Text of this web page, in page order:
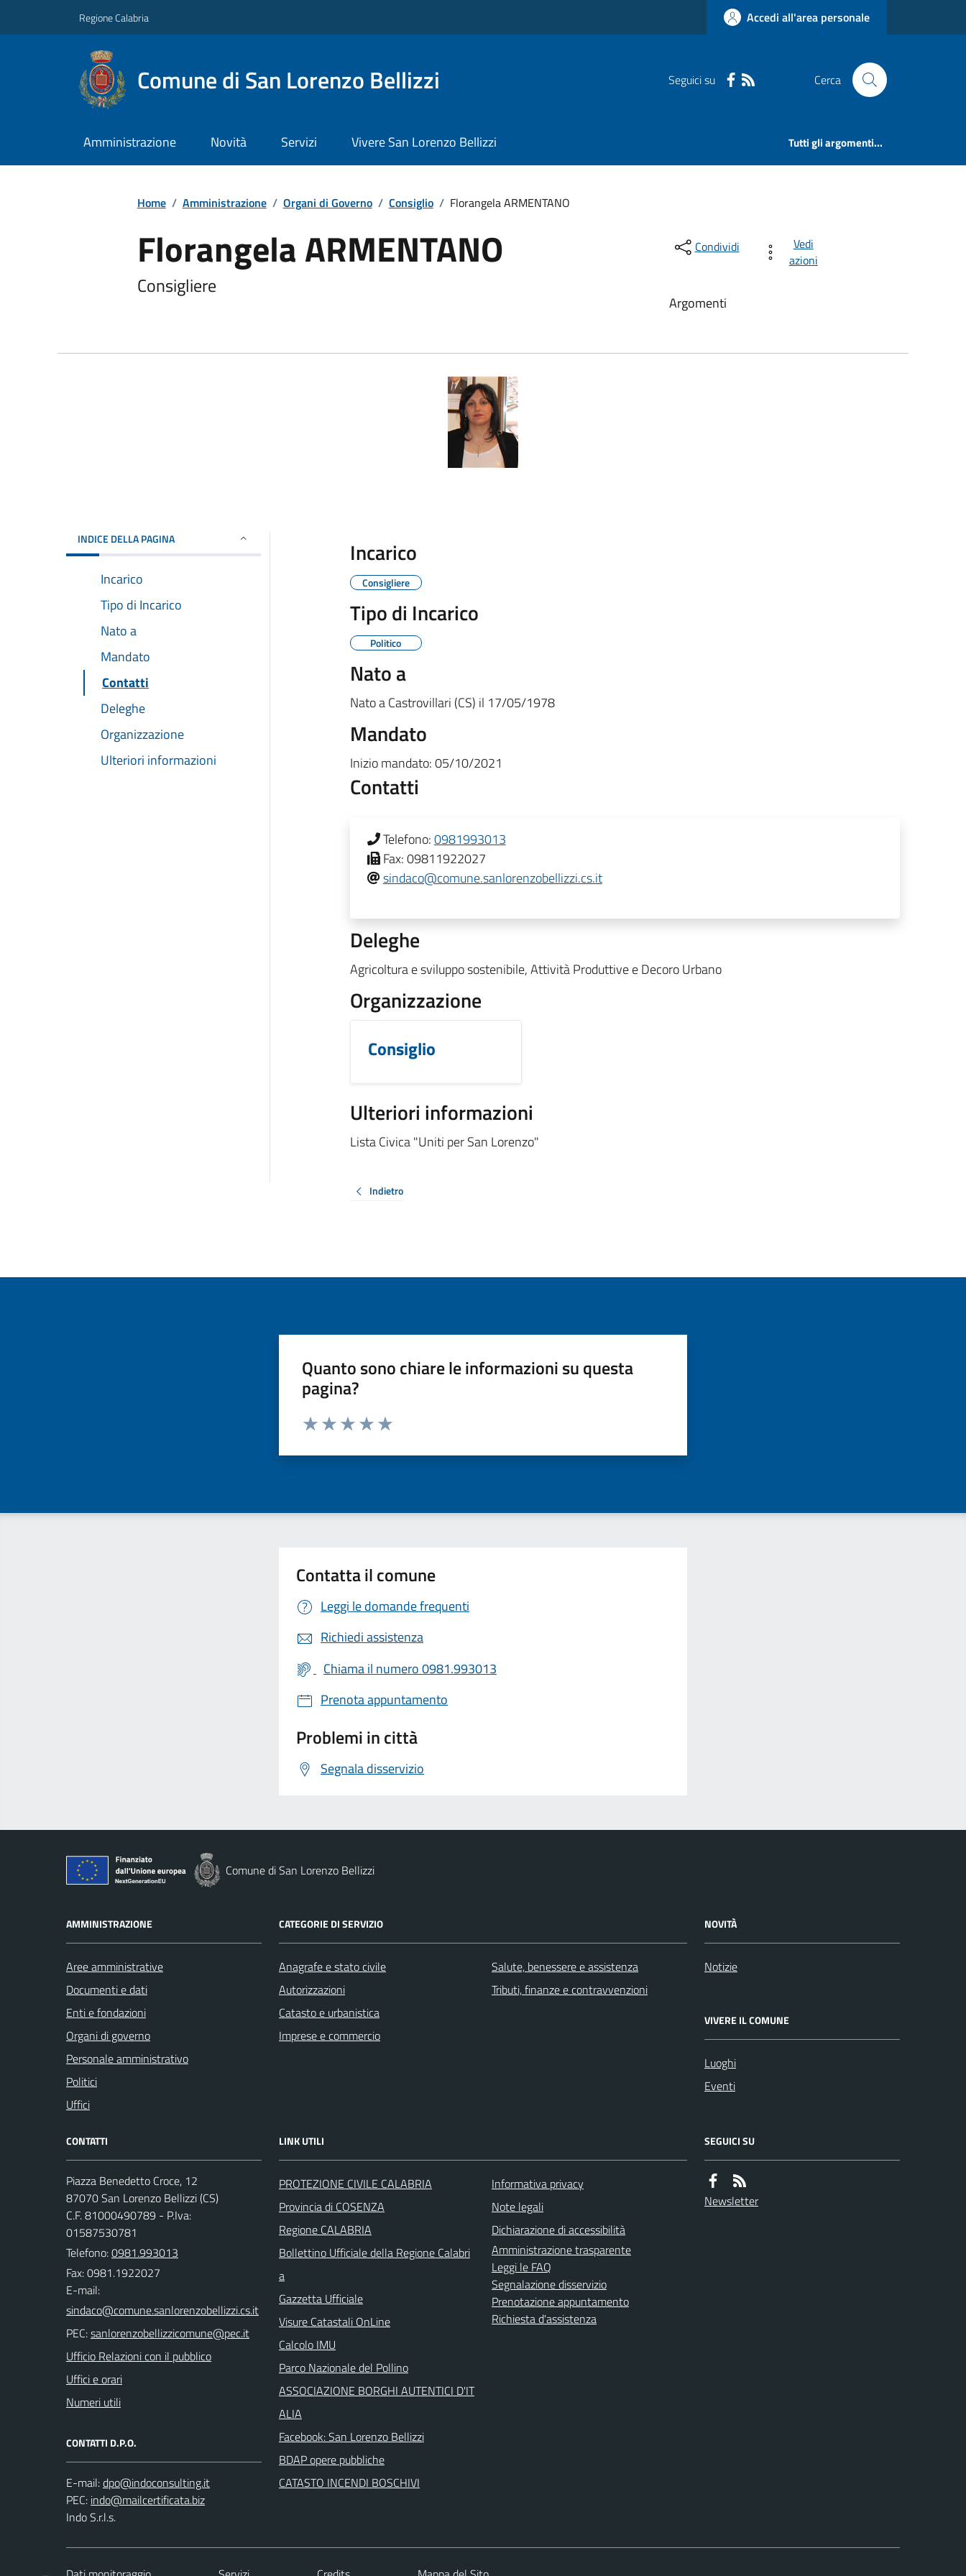
Regione Calabria Accedi all'area personale
Comune di San Lorenzo Bellizzi Seguici su Cerca
Amministrazione Novità Servizi Vivere San Lorenzo Bellizzi Tutti gli argomenti...
Home / Amministrazione / Organi di Governo / Consiglio / Florangela ARMENTANO
Florangela ARMENTANO
Consigliere
Condividi
Vedi
azioni
Argomenti
INDICE DELLA PAGINA
Incarico
Tipo di Incarico
Nato a
Mandato
Contatti
Deleghe
Organizzazione
Ulteriori informazioni
Incarico
Consigliere
Tipo di Incarico
Politico
Nato a
Nato aCastrovillari (CS) il 17/05/1978
Mandato
Inizio mandato:05/10/2021
Contatti
Telefono:0981993013
Fax:09811922027
sindaco@comune.sanlorenzobellizzi.cs.it
Deleghe
Agricoltura e sviluppo sostenibile, Attività Produttive e Decoro Urbano
Organizzazione
Consiglio
Ulteriori informazioni
Lista Civica "Uniti per San Lorenzo"
Indietro
Quanto sono chiare le informazioni su questa
pagina?
Valuta da 1 a 5 stelle la pagina
Contatta il comune
Leggi le domande frequenti
Richiedi assistenza
Chiama il numero 0981.993013
Prenota appuntamento
Problemi in città
Segnala disservizio
Comune di San Lorenzo Bellizzi
AMMINISTRAZIONE
Aree amministrative
Documenti e dati
Enti e fondazioni
Organi di governo
Personale amministrativo
Politici
Uffici
CATEGORIE DI SERVIZIO
Anagrafe e stato civile
Autorizzazioni
Catasto e urbanistica
Imprese e commercio
Salute, benessere e assistenza
Tributi, finanze e contravvenzioni
NOVITÀ
Notizie
VIVERE IL COMUNE
Luoghi
Eventi
CONTATTI
Piazza Benedetto Croce, 12
87070 San Lorenzo Bellizzi (CS)
C.F. 81000490789 - P.Iva:
01587530781
Telefono:0981.993013
Fax: 0981.1922027
E-mail:
PEC:
Ufficio Relazioni con il pubblico
Uffici e orari
Numeri utili
CONTATTI D.P.O.
E-mail:
PEC:
Indo S.r.l.s.
LINK UTILI
PROTEZIONE CIVILE CALABRIA
Provincia di COSENZA
Regione CALABRIA
Bollettino Ufficiale della Regione Calabri
a
Gazzetta Ufficiale
Visure Catastali OnLine
Calcolo IMU
Parco Nazionale del Pollino
ASSOCIAZIONE BORGHI AUTENTICI D'IT
ALIA
Facebook: San Lorenzo Bellizzi
BDAP opere pubbliche
CATASTO INCENDI BOSCHIVI
Informativa privacy
Note legali
Dichiarazione di accessibilità
Amministrazione trasparente
Leggi le FAQ
Segnalazione disservizio
Prenotazione appuntamento
Richiesta d'assistenza
SEGUICI SU
Newsletter